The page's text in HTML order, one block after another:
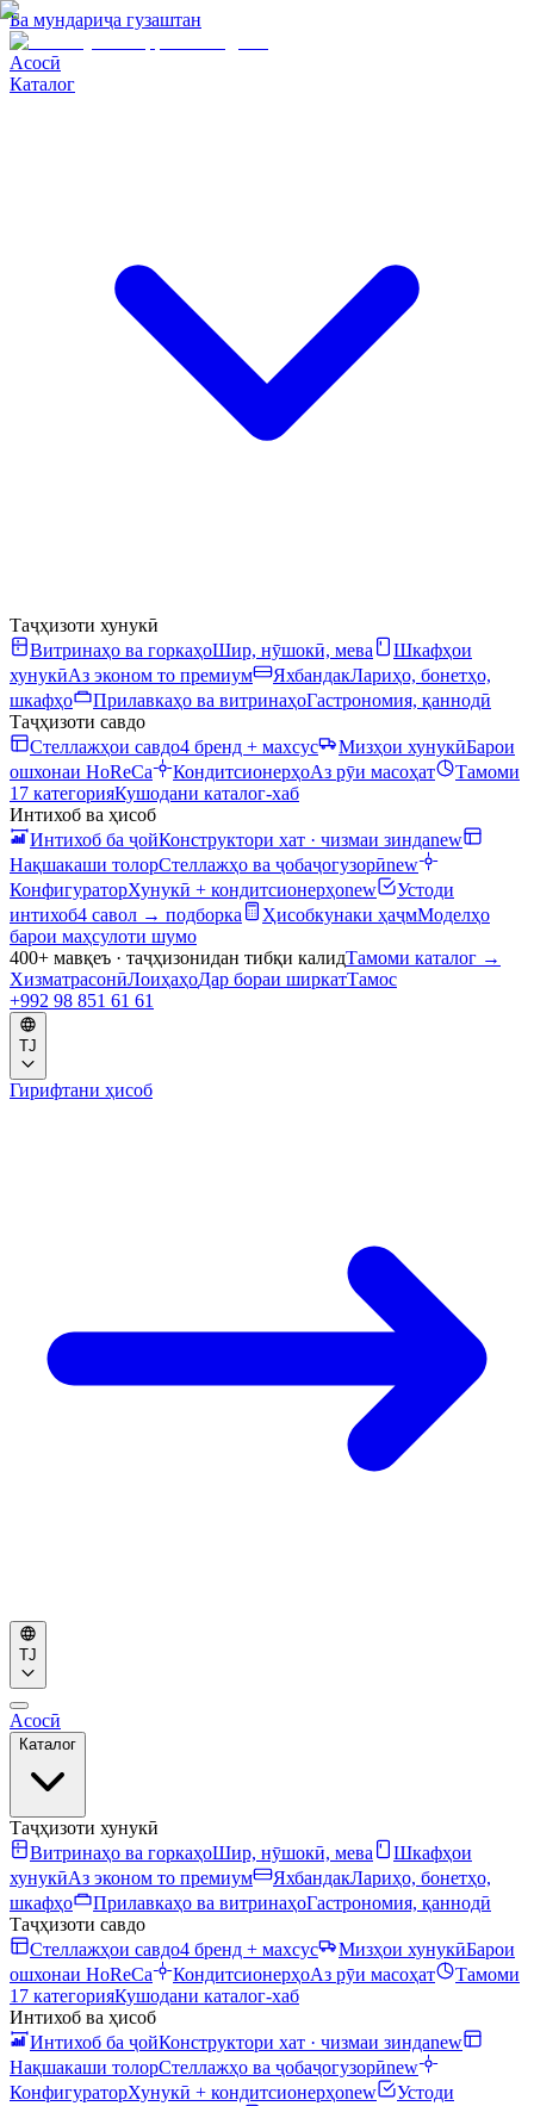
Ба мундариҷа гузаштан
Асосӣ
Каталог
Таҷҳизоти хунукӣ
Витринаҳо ва горкаҳоШир, нӯшокӣ, мева
Шкафҳои
хунукӣАз эконом то премиум ЯхбандакЛариҳо, бонетҳо,
шкафҳо
Прилавкаҳо ва витринаҳоГастрономия, қаннодӣ
Таҷҳизоти савдо
Стеллажҳои савдо4 бренд + махсус Мизҳои хунукӣБарои
ошхонаи HoReCa
КондитсионерҳоАз рӯи масоҳат
Тамоми
17 категорияКушодани каталог-хаб
Интихоб ва ҳисоб
Интихоб ба ҷойКонструктори хат · чизмаи зиндаnew
Нақшакаши толорСтеллажҳо ва ҷобаҷогузорӣnew
КонфигураторХунукӣ + кондитсионерҳоnew
Устоди
интихоб4 савол → подборка Ҳисобкунаки ҳаҷмМоделҳо
барои маҳсулоти шумо
400+ мавқеъ · таҷҳизонидан тибқи калидТамоми каталог →
ХизматрасонӣЛоиҳаҳоДар бораи ширкатТамос
+992 98 851 61 61
TJ
Гирифтани ҳисоб
TJ
Асосӣ
Каталог
Таҷҳизоти хунукӣ
Витринаҳо ва горкаҳоШир, нӯшокӣ, мева
Шкафҳои
хунукӣАз эконом то премиум ЯхбандакЛариҳо, бонетҳо,
шкафҳо
Прилавкаҳо ва витринаҳоГастрономия, қаннодӣ
Таҷҳизоти савдо
Стеллажҳои савдо4 бренд + махсус Мизҳои хунукӣБарои
ошхонаи HoReCa
КондитсионерҳоАз рӯи масоҳат
Тамоми
17 категорияКушодани каталог-хаб
Интихоб ва ҳисоб
Интихоб ба ҷойКонструктори хат · чизмаи зиндаnew
Нақшакаши толорСтеллажҳо ва ҷобаҷогузорӣnew
КонфигураторХунукӣ + кондитсионерҳоnew
Устоди